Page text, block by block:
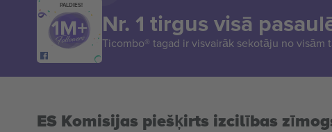
PALDIES!
Nr. 1 tirgus visā
Ticombo® tagad ir visvairāk sekotāju no visām
ES Komisijas piešķirts izcilības